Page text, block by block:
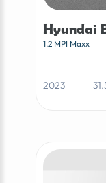
Hyundai
1.2 MPI Maxx
2023